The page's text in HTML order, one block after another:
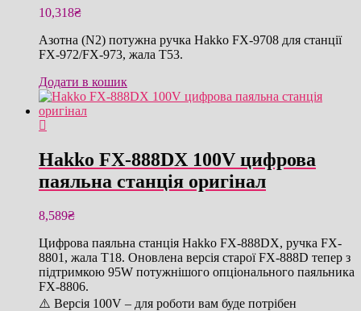
10,318₴
Азотна (N2) потужна ручка Hakko FX-9708 для станції
FX-972/FX-973, жала T53.
Додати в кошик
Hakko FX-888DX 100V цифрова
паяльна станція оригінал
8,589₴
Цифрова паяльна станція Hakko FX-888DX, ручка FX-
8801, жала T18. Оновлена версія старої FX-888D тепер з
підтримкою 95W потужнішого опціонального паяльника
FX-8806.
⚠️ Версія 100V – для роботи вам буде потрібен